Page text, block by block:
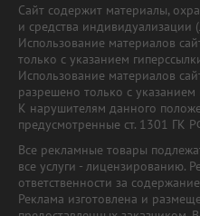
Сайт содержит материалы,
и средства индивидуализации
Использование материалов
только с указанием
Использование материалов
разрешено только с указанием
К нарушителям данного
предусмотренные ст. 1301 ГК
Все рекламные товары
все услуги - лицензированию.
ответственности за
Реклама изготовлена и